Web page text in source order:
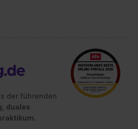
der führenden
duales